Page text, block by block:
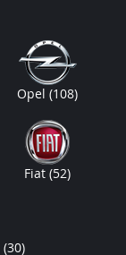
Opel(108)
Fiat(52)
(30)